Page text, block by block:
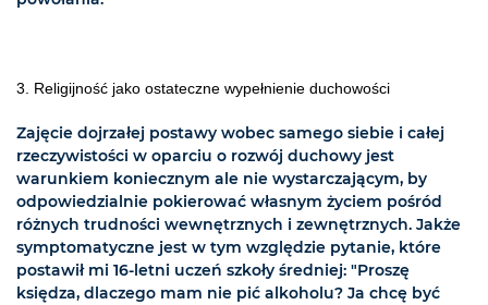
3. Religijność jako ostateczne wypełnienie duchowości
Zajęcie dojrzałej postawy wobec samego siebie i całej
rzeczywistości w oparciu o rozwój duchowy jest
warunkiem koniecznym ale nie wystarczającym, by
odpowiedzialnie pokierować własnym życiem pośród
różnych trudności wewnętrznych i zewnętrznych. Jakże
symptomatyczne jest w tym względzie pytanie, które
postawił mi 16-letni uczeń szkoły średniej: "Proszę
księdza, dlaczego mam nie pić alkoholu? Ja chcę być